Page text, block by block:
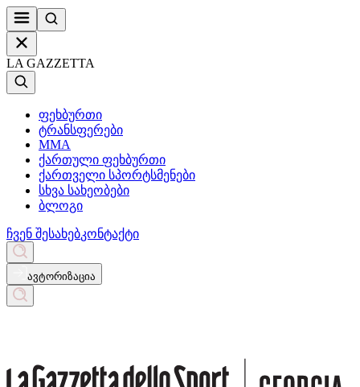
LA GAZZETTA
ფეხბურთი
ტრანსფერები
MMA
ქართული ფეხბურთი
ქართველი სპორტსმენები
სხვა სახეობები
ბლოგი
ჩვენ შესახებკონტაქტი
ავტორიზაცია